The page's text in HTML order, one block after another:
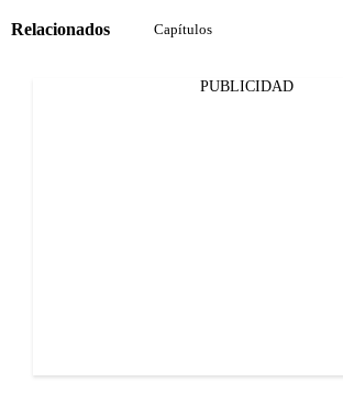
Relacionados Capítulos
PUBLICIDAD